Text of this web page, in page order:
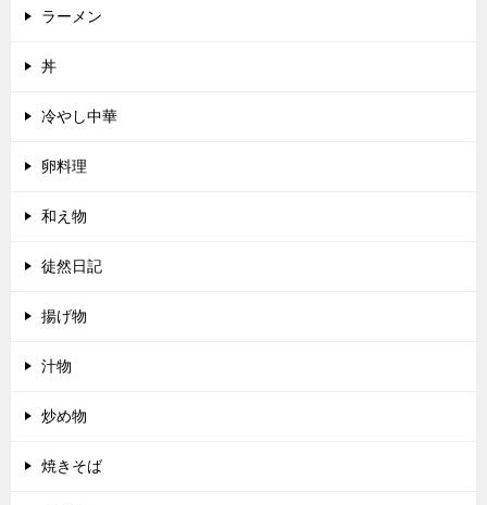
ラーメン
丼
冷やし中華
卵料理
和え物
徒然日記
揚げ物
汁物
炒め物
焼きそば